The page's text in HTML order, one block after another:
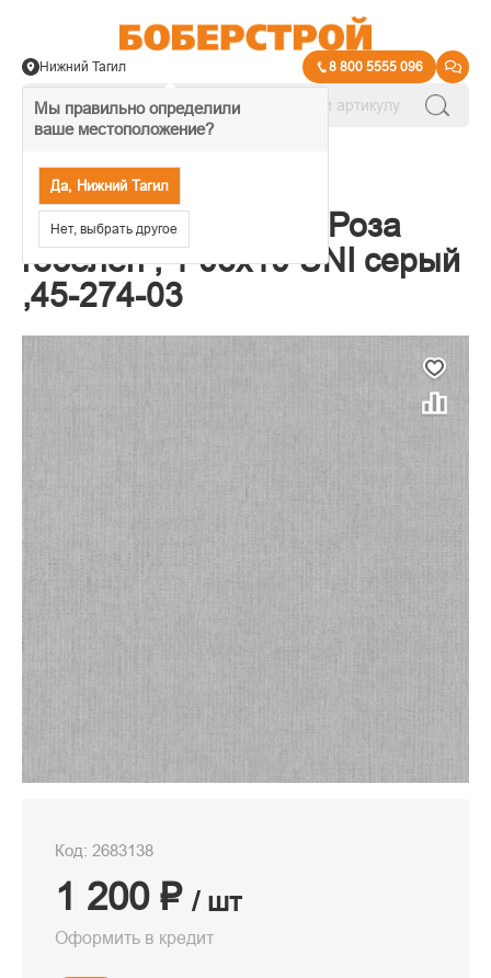
Мы правильно определили
ваше местоположение?
Да, Нижний Тагил
Нет, выбрать другое
Нижний Тагил 8 800 5555 096
Обои компакт.флиз Роза
гобелен , 1 06х10 UNI серый
,45-274-03
Код: 2683138
1 200 ₽ / шт
Оформить в кредит